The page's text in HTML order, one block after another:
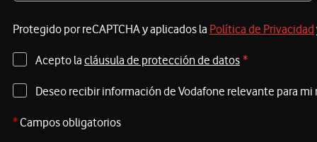
Protegido por reCAPTCHA y aplicados la Política de Privacidad
Acepto la cláusula de protección de datos *
Deseo recibir información de Vodafone relevante para mi
*Campos obligatorios